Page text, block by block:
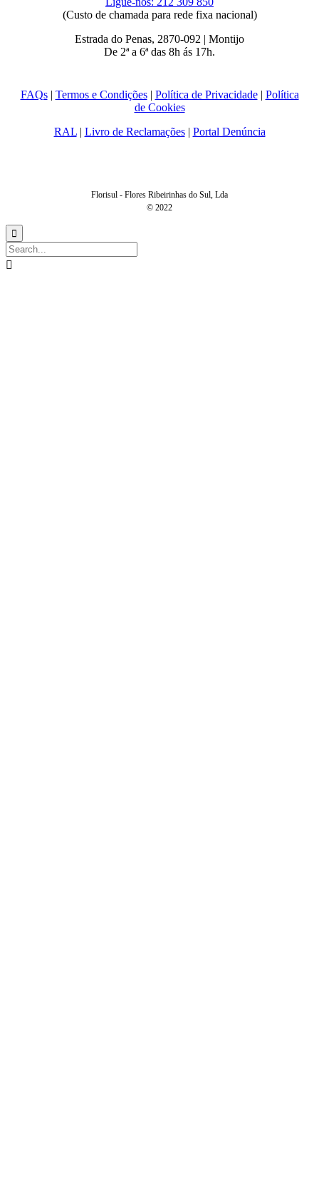
(Custo de chamada para rede fixa nacional)
Estrada do Penas, 2870-092 | Montijo
De 2ª a 6ª das 8h ás 17h.
FAQs| Termos e Condições| Política de Privacidade| Política
de Cookies
RAL| Livro de Reclamações| Portal Denúncia
Florisul - Flores Ribeirinhas do Sul, Lda
© 2022

